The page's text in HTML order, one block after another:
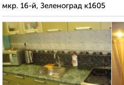
мкр. 16-й, Зеленоград к1605